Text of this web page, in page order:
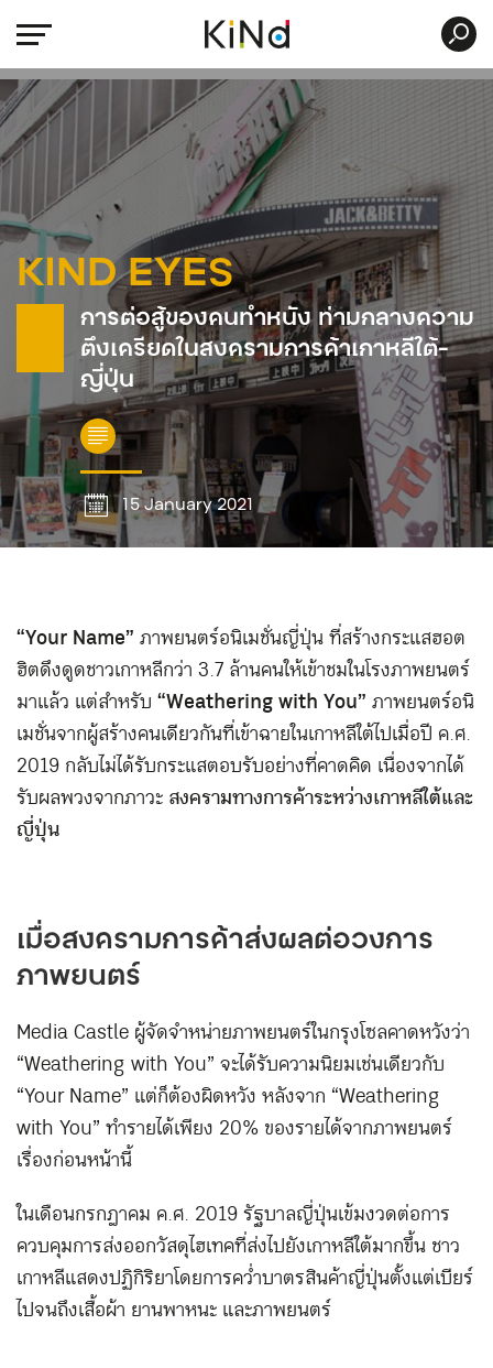
KIND EYES
การต่อสู้ของคนทำหนัง ท่ามกลางความ
ตึงเครียดในสงครามการค้าเกาหลีใต้-
ญี่ปุ่น
15 January 2021
“Your Name”ภาพยนตร์อนิเมชั่นญี่ปุ่น ที่สร้างกระแสฮอต
ฮิตดึงดูดชาวเกาหลีกว่า 3.7 ล้านคนให้เข้าชมในโรงภาพยนตร์
มาแล้ว แต่สำหรับ“Weathering with You”ภาพยนตร์อนิ
เมชั่นจากผู้สร้างคนเดียวกันที่เข้าฉายในเกาหลีใต้ไปเมื่อปี ค.ศ.
2019 กลับไม่ได้รับกระแสตอบรับอย่างที่คาดคิด เนื่องจากได้
รับผลพวงจากภาวะสงครามทางการค้าระหว่างเกาหลีใต้และ
ญี่ปุ่น
เมื่อสงครามการค้าส่งผลต่อวงการ
ภาพยนตร์
Media Castle ผู้จัดจำหน่ายภาพยนตร์ในกรุงโซลคาดหวังว่า
“Weathering with You” จะได้รับความนิยมเช่นเดียวกับ
“Your Name” แต่ก็ต้องผิดหวัง หลังจาก “Weathering
with You” ทำรายได้เพียง 20% ของรายได้จากภาพยนตร์
เรื่องก่อนหน้านี้
ในเดือนกรกฎาคม ค.ศ. 2019 รัฐบาลญี่ปุ่นเข้มงวดต่อการ
ควบคุมการส่งออกวัสดุไฮเทคที่ส่งไปยังเกาหลีใต้มากขึ้น ชาว
เกาหลีแสดงปฏิกิริยาโดยการคว่ำบาตรสินค้าญี่ปุ่นตั้งแต่เบียร์
ไปจนถึงเสื้อผ้า ยานพาหนะ และภาพยนตร์